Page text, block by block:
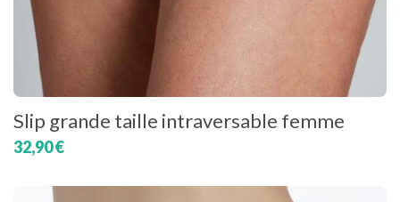
Slip grande taille intraversable femme
32,90 €